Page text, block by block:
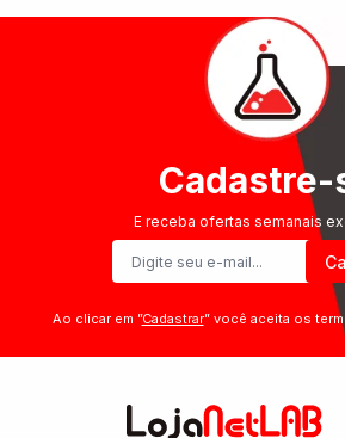
Cadastre-
E receba ofertas semanais
Ao clicar em ”Cadastrar” você aceita os